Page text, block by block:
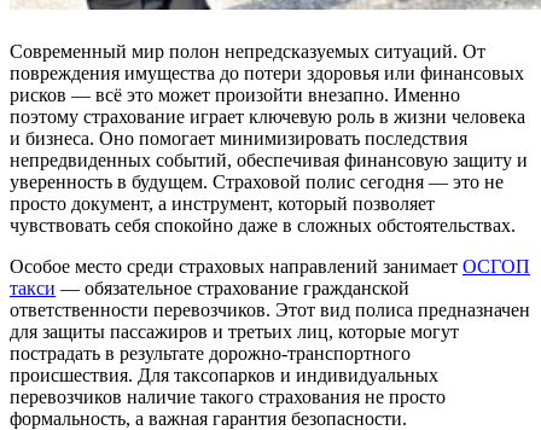
Современный мир полон непредсказуемых ситуаций. От
повреждения имущества до потери здоровья или финансовых
рисков — всё это может произойти внезапно. Именно
поэтому страхование играет ключевую роль в жизни человека
и бизнеса. Оно помогает минимизировать последствия
непредвиденных событий, обеспечивая финансовую защиту и
уверенность в будущем. Страховой полис сегодня — это не
просто документ, а инструмент, который позволяет
чувствовать себя спокойно даже в сложных обстоятельствах.
Особое место среди страховых направлений занимает ОСГОП
такси — обязательное страхование гражданской
ответственности перевозчиков. Этот вид полиса предназначен
для защиты пассажиров и третьих лиц, которые могут
пострадать в результате дорожно-транспортного
происшествия. Для таксопарков и индивидуальных
перевозчиков наличие такого страхования не просто
формальность, а важная гарантия безопасности.